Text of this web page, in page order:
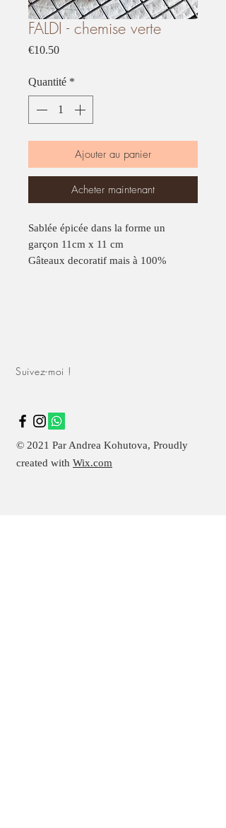
FALDI - chemise verte
€10.50Prix
Quantité *
Ajouter au panier
Acheter maintenant
Sablée épicée dans la forme un
garçon 11cm x 11 cm
Gâteaux decoratif mais à 100%
Suivez-moi !
© 2021 Par Andrea Kohutova, Proudly
created with Wix.com